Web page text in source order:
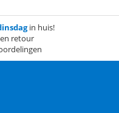
in huis!
retour